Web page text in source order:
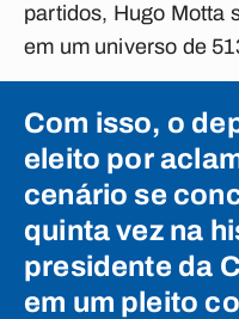
partidos, Hugo Motta
em um universo de
Com isso, o
eleito por
cenário se
quinta vez na
presidente da
em um pleito